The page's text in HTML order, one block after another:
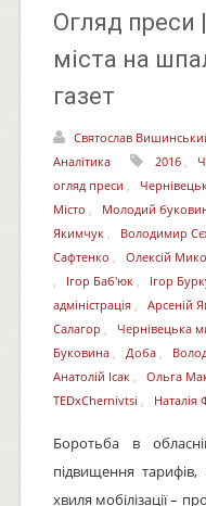
Огляд преси
міста на
газет
Святослав
Аналітика
2016,
огляд преси ,
Місто , Молодий
Якимчук, Володимир
Сафтенко , Олексій
, Ігор Баб'юк, Ігор
адміністрація, Арсеній
Салагор , Чернівецька
Буковина, Доба,
Анатолій Ісак, Ольга
TEDxChernivtsi , Наталія
Боротьба в
підвищення тарифів,
хвиля мобілізації –